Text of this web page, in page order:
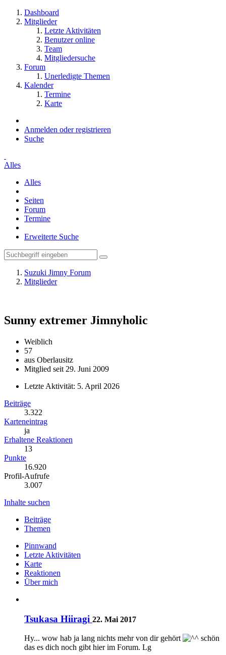
Dashboard
Mitglieder
Letzte Aktivitäten
Benutzer online
Team
Mitgliedersuche
Forum
Unerledigte Themen
Kalender
Termine
Karte
Anmelden oder registrieren
Suche
Alles
Alles
Seiten
Forum
Termine
Erweiterte Suche
Suzuki Jimny Forum
Mitglieder
Sunny extremer Jimnyholic
Weiblich
57
aus Oberlausitz
Mitglied seit 29. Juni 2009
Letzte Aktivität: 5. April 2026
Beiträge
3.322
Karteneintrag
ja
Erhaltene Reaktionen
13
Punkte
16.920
Profil-Aufrufe
3.007
Inhalte suchen
Beiträge
Themen
Pinnwand
Letzte Aktivitäten
Karte
Reaktionen
Über mich
Tsukasa Hiiragi 22. Mai 2017
Hy... wow hab ja lang nichts mehr von dir gehört
schön
das es dich noch gibt hier im Forum. Lg